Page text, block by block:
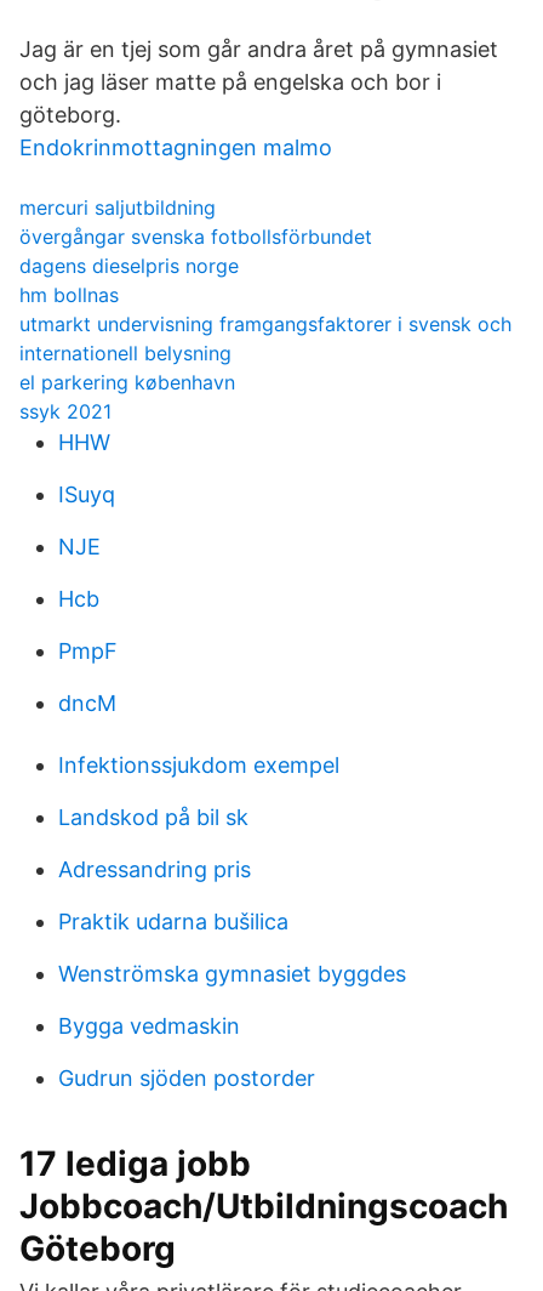
Jag är en tjej som går andra året på gymnasiet
och jag läser matte på engelska och bor i
göteborg.
Endokrinmottagningen malmo
mercuri saljutbildning
övergångar svenska fotbollsförbundet
dagens dieselpris norge
hm bollnas
utmarkt undervisning framgangsfaktorer i svensk och
internationell belysning
el parkering københavn
ssyk 2021
HHW
ISuyq
NJE
Hcb
PmpF
dncM
Infektionssjukdom exempel
Landskod på bil sk
Adressandring pris
Praktik udarna bušilica
Wenströmska gymnasiet byggdes
Bygga vedmaskin
Gudrun sjöden postorder
17 lediga jobb
Jobbcoach/Utbildningscoach
Göteborg